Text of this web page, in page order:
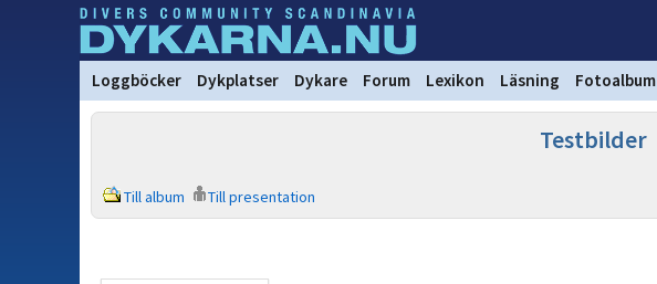
Loggböcker Dykplatser Dykare Forum Lexikon Läsning Fotoalbum
Testbilder
Till album Till presentation